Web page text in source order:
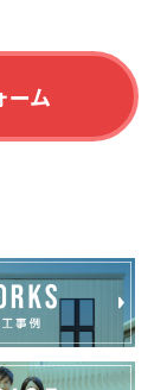
ーム